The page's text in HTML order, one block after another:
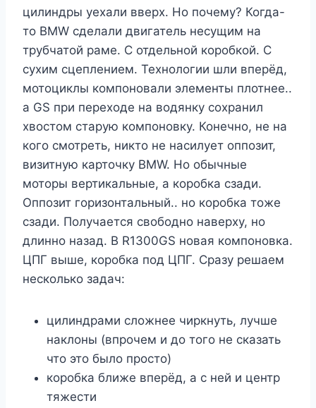
цилиндры уехали вверх. Но почему? Когда-
то BMW сделали двигатель несущим на
трубчатой раме. С отдельной коробкой. С
сухим сцеплением. Технологии шли вперёд,
мотоциклы компоновали элементы плотнее..
а GS при переходе на водянку сохранил
хвостом старую компоновку. Конечно, не на
кого смотреть, никто не насилует оппозит,
визитную карточку BMW. Но обычные
моторы вертикальные, а коробка сзади.
Оппозит горизонтальный.. но коробка тоже
сзади. Получается свободно наверху, но
длинно назад. В R1300GS новая компоновка.
ЦПГ выше, коробка под ЦПГ. Сразу решаем
несколько задач:
цилиндрами сложнее чиркнуть, лучше
наклоны (впрочем и до того не сказать
что это было просто)
коробка ближе вперёд, а с ней и центр
тяжести